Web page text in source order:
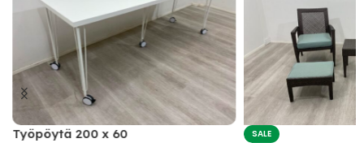
Työpöytä 200 x 60 SALE